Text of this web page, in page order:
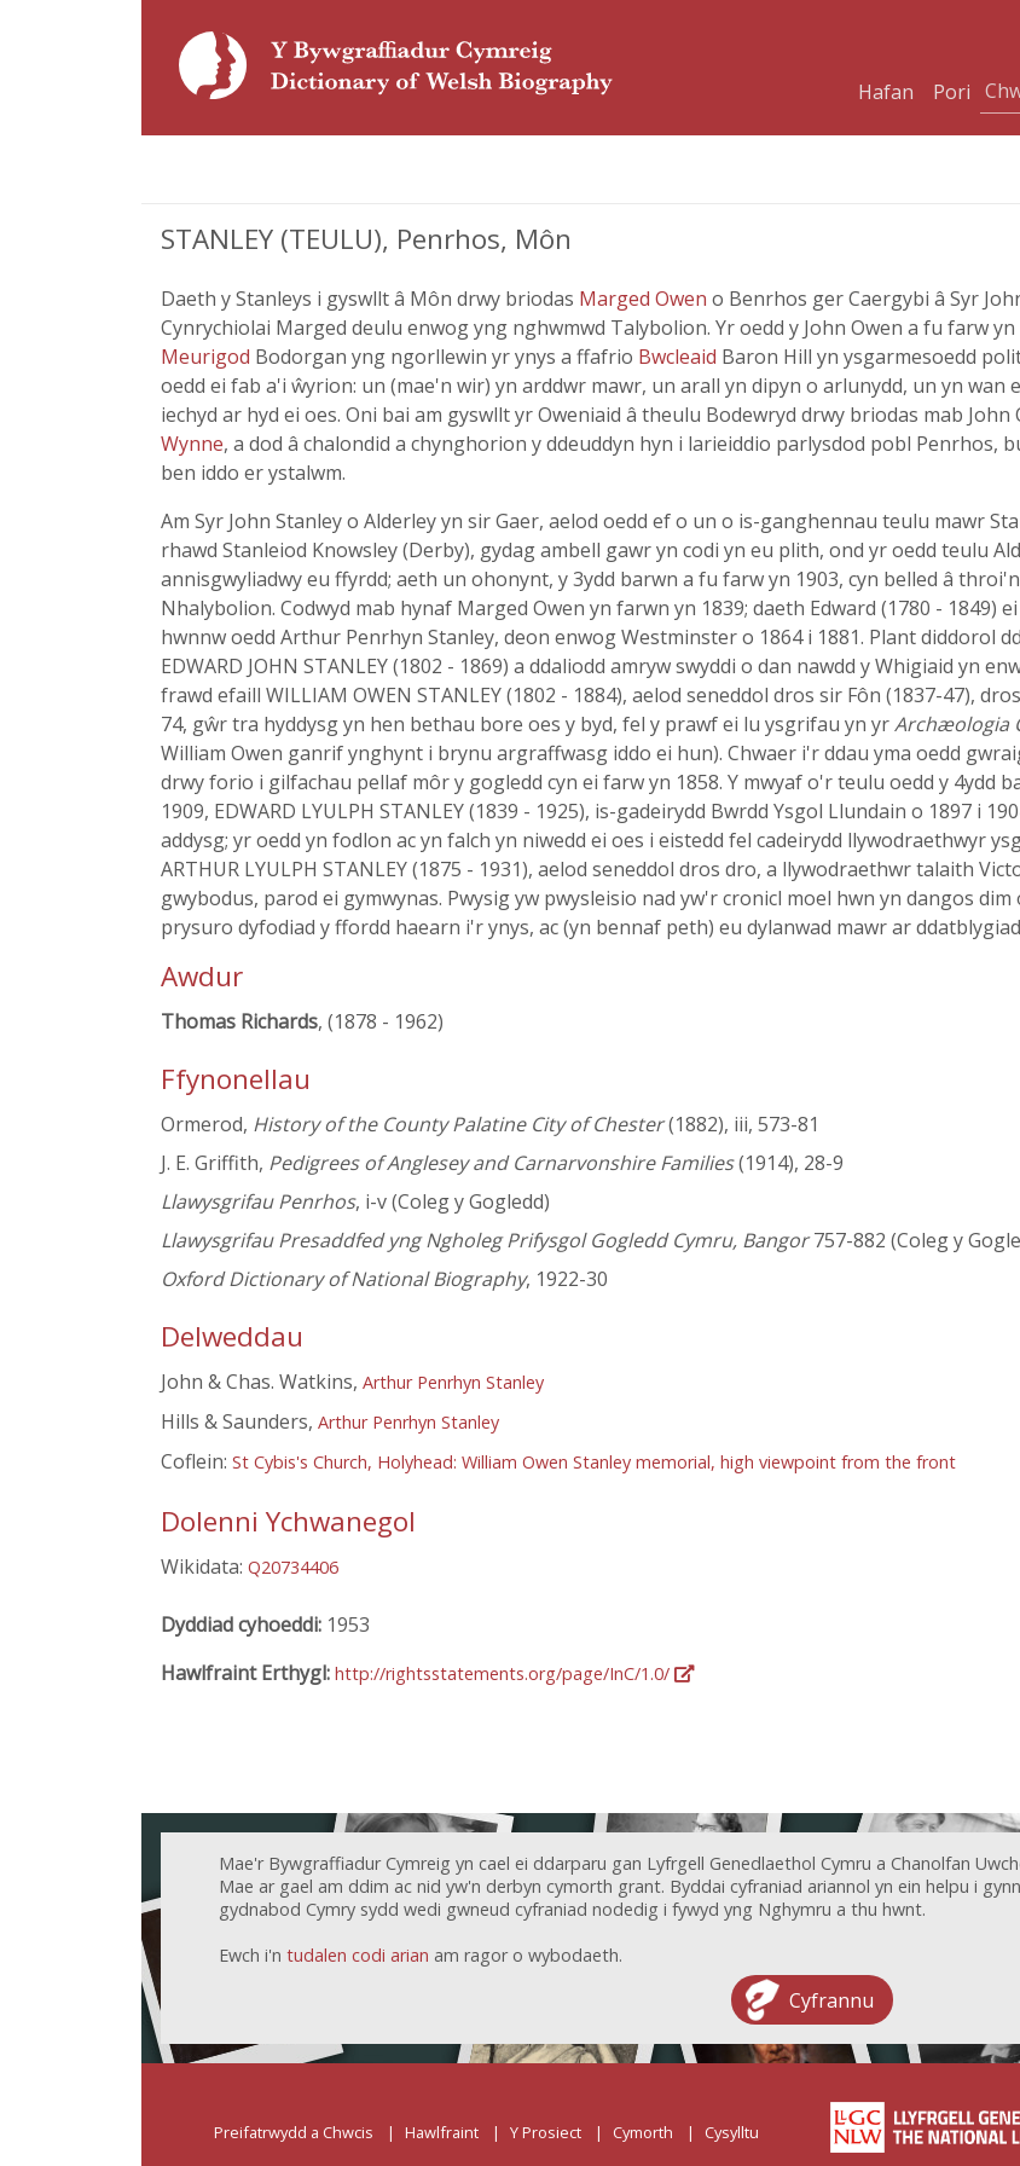
Hafan
Pori
STANLEY (TEULU), Penrhos, Môn
Daeth y Stanleys i gyswllt â Môn drwy briodas Marged Owen o Benrhos ger Caergybi â Syr
Cynrychiolai Marged deulu enwog yng nghwmwd Talybolion. Yr oedd y John Owen a fu farw
Meurigod Bodorgan yng ngorllewin yr ynys a ffafrio Bwcleaid Baron Hill yn ysgarmesoedd
oedd ei fab a'i ŵyrion: un (mae'n wir) yn arddwr mawr, un arall yn dipyn o arlunydd, un yn
iechyd ar hyd ei oes. Oni bai am gyswllt yr Oweniaid â theulu Bodewryd drwy briodas mab John
Wynne, a dod â chalondid a chynghorion y ddeuddyn hyn i larieiddio parlysdod pobl Penrhos,
ben iddo er ystalwm.
Am Syr John Stanley o Alderley yn sir Gaer, aelod oedd ef o un o is-ganghennau teulu mawr
rhawd Stanleiod Knowsley (Derby), gydag ambell gawr yn codi yn eu plith, ond yr oedd teulu
annisgwyliadwy eu ffyrdd; aeth un ohonynt, y 3ydd barwn a fu farw yn 1903, cyn belled â
Nhalybolion. Codwyd mab hynaf Marged Owen yn farwn yn 1839; daeth Edward (1780 - 1849)
hwnnw oedd Arthur Penrhyn Stanley, deon enwog Westminster o 1864 i 1881. Plant diddorol
EDWARD JOHN STANLEY (1802 - 1869) a ddaliodd amryw swyddi o dan nawdd y Whigiaid yn
frawd efaill WILLIAM OWEN STANLEY (1802 - 1884), aelod seneddol dros sir Fôn (1837-47),
74, gŵr tra hyddysg yn hen bethau bore oes y byd, fel y prawf ei lu ysgrifau yn yrArchæologia
William Owen ganrif ynghynt i brynu argraffwasg iddo ei hun). Chwaer i'r ddau yma oedd
drwy forio i gilfachau pellaf môr y gogledd cyn ei farw yn 1858. Y mwyaf o'r teulu oedd y 4ydd
1909, EDWARD LYULPH STANLEY (1839 - 1925), is-gadeirydd Bwrdd Ysgol Llundain o 1897 i
addysg; yr oedd yn fodlon ac yn falch yn niwedd ei oes i eistedd fel cadeirydd llywodraethwyr
ARTHUR LYULPH STANLEY (1875 - 1931), aelod seneddol dros dro, a llywodraethwr talaith
gwybodus, parod ei gymwynas. Pwysig yw pwysleisio nad yw'r cronicl moel hwn yn dangos
prysuro dyfodiad y ffordd haearn i'r ynys, ac (yn bennaf peth) eu dylanwad mawr ar
Awdur
Thomas Richards, (1878 - 1962)
Ffynonellau
Ormerod, History of the County Palatine City of Chester(1882), iii, 573-81
J. E. Griffith, Pedigrees of Anglesey and Carnarvonshire Families(1914), 28-9
Llawysgrifau Penrhos, i-v (Coleg y Gogledd)
Llawysgrifau Presaddfed yng Ngholeg Prifysgol Gogledd Cymru, Bangor757-882 (Coleg y
Oxford Dictionary of National Biography, 1922-30
Delweddau
John & Chas. Watkins, Arthur Penrhyn Stanley
Hills & Saunders, Arthur Penrhyn Stanley
Coflein: St Cybis's Church, Holyhead: William Owen Stanley memorial, high viewpoint from the front
Dolenni Ychwanegol
Wikidata: Q20734406
Dyddiad cyhoeddi: 1953
Hawlfraint Erthygl: http://rightsstatements.org/page/InC/1.0/
Mae'r Bywgraffiadur Cymreig yn cael ei ddarparu gan Lyfrgell Genedlaethol Cymru a Chanolfan
Mae ar gael am ddim ac nid yw'n derbyn cymorth grant. Byddai cyfraniad ariannol yn ein helpu i
gydnabod Cymry sydd wedi gwneud cyfraniad nodedig i fywyd yng Nghymru a thu hwnt.
Ewch i'n tudalen codi arian am ragor o wybodaeth.
Cyfrannu
Preifatrwydd a Chwcis Hawlfraint Y Prosiect Cymorth Cysylltu